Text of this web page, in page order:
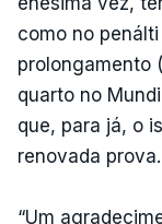
como no
prolongamento
quarto no
que, para já, o
renovada prova.
“Um